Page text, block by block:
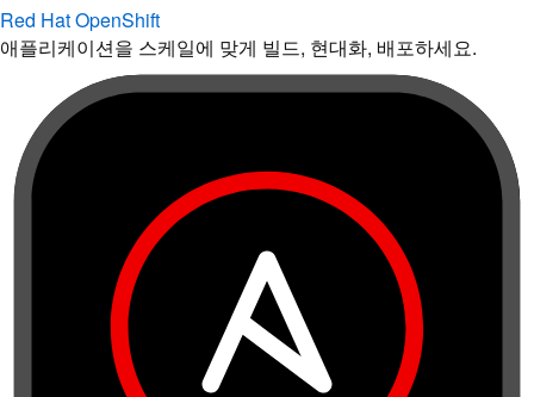
Red Hat OpenShift
애플리케이션을 스케일에 맞게 빌드, 현대화, 배포하세요.